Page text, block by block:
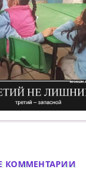
не
КОММЕНТАРИИ